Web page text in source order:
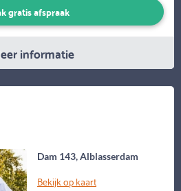
gratis afspraak
informatie
Dam 143, Alblasserdam
Bekijk op kaart